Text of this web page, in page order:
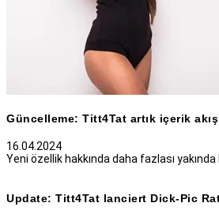
Güncelleme: Titt4Tat artık içerik
16.04.2024
Yeni özellik hakkında daha fazlası
Update: Titt4Tat lanciert Dick-Pic